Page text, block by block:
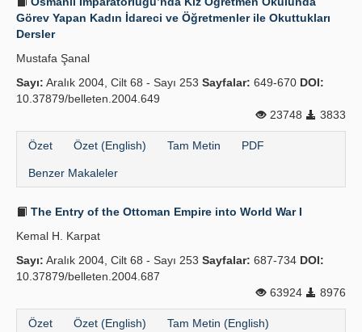
Görev Yapan Kadın İdareci ve Öğretmenler ile Okuttukları
Dersler
Mustafa Şanal
Sayı: Aralık 2004, Cilt 68 - Sayı 253 Sayfalar: 649-670 DOI:
10.37879/belleten.2004.649
23748
3833
Özet Özet (English) Tam Metin PDF
Benzer Makaleler
The Entry of the Ottoman Empire into World War I
Kemal H. Karpat
Sayı: Aralık 2004, Cilt 68 - Sayı 253 Sayfalar: 687-734 DOI:
10.37879/belleten.2004.687
63924
8976
Özet Özet (English) Tam Metin (English)